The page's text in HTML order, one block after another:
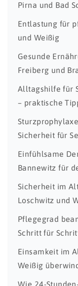
Pirna und Bad
Entlastung für
und Weißig
Gesunde
Freiberg und
Alltagshilfe für
– praktische
Sicherheit für
Einfühlsame
Bannewitz für
Sicherheit im
Loschwitz und
Pflegegrad
Schritt für
Einsamkeit im
Weißig
Wie 24-